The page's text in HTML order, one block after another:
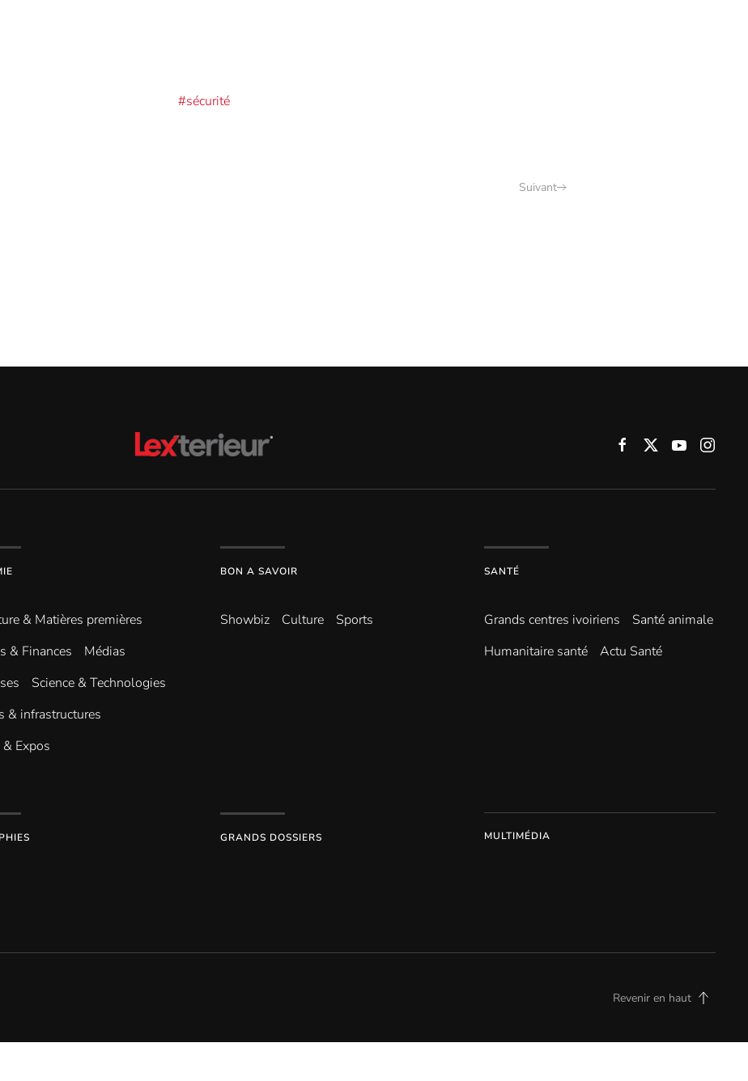
#sécurité
Suivant
& Matières premières
& Finances
Médias
Science & Technologies
& infrastructures
Expos
BON A SAVOIR
Showbiz Culture Sports
SANTÉ
Grands centres ivoiriens
Santé animale
Humanitaire santé
Actu Santé
GRANDS DOSSIERS MULTIMÉDIA
Revenir en haut